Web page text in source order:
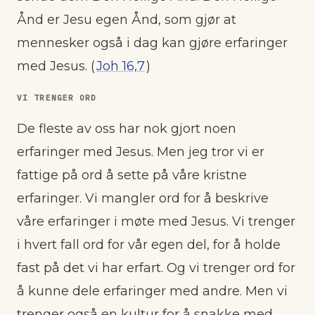
Ånd er Jesu egen Ånd, som gjør at
mennesker også i dag kan gjøre erfaringer
med Jesus. (Joh 16,7)
VI TRENGER ORD
De fleste av oss har nok gjort noen
erfaringer med Jesus. Men jeg tror vi er
fattige på ord å sette på våre kristne
erfaringer. Vi mangler ord for å beskrive
våre erfaringer i møte med Jesus. Vi trenger
i hvert fall ord for vår egen del, for å holde
fast på det vi har erfart. Og vi trenger ord for
å kunne dele erfaringer med andre. Men vi